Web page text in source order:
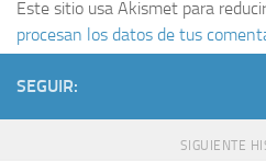
Este sitio usa Akismet para
procesan los datos de tus
SEGUIR:
SIGUIENTE